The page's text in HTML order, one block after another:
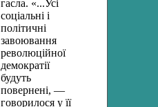
гас­ла. «...Усі
соціальні і
політичні
завоювання
революційної
демократії
будуть
повернені, —
говорилося у її